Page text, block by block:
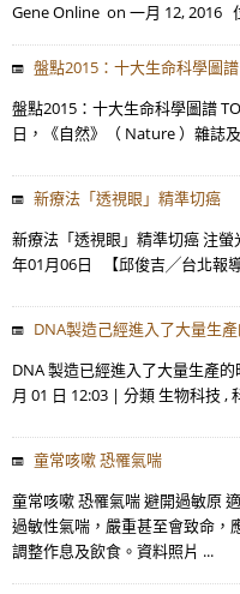
Gene Online on 一月 12, 2016
盤點2015：十大生命科學圖譜
盤點2015：十大生命科學圖譜
日，《自然》（ Nature ）雜誌
新療法「透視眼」精準切癌
新療法「透視眼」精準切癌 注
年01月06日 【邱俊吉╱台北報
DNA製造己經進入了大量生
DNA 製造已經進入了大量生產
月 01 日 12:03 | 分類 生物科技 ,
童常咳嗽 恐罹氣喘
童常咳嗽 恐罹氣喘 避開過敏原
過敏性氣喘，嚴重甚至會致命，
調整作息及飲食。資料照片 ...